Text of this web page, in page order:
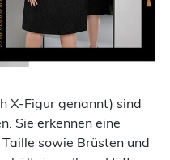
X-Figur genannt) sind
Sie erkennen eine
sowie Brüsten und